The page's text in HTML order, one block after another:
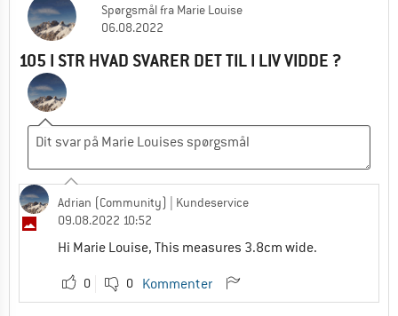
Spørgsmålfra Marie Louise
06.08.2022
105 I STR HVAD SVARER DET TIL I LIV VIDDE ?
Adrian (Community)
| Kundeservice
09.08.2022 10:52
Hi Marie Louise, This measures 3.8cm wide.
0 0 Kommenter